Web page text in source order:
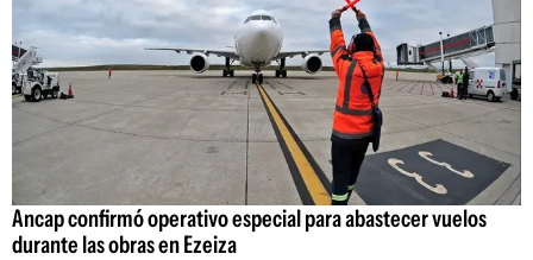
Ancap confirmó operativo especial para abastecer vuelos
durante las obras en Ezeiza